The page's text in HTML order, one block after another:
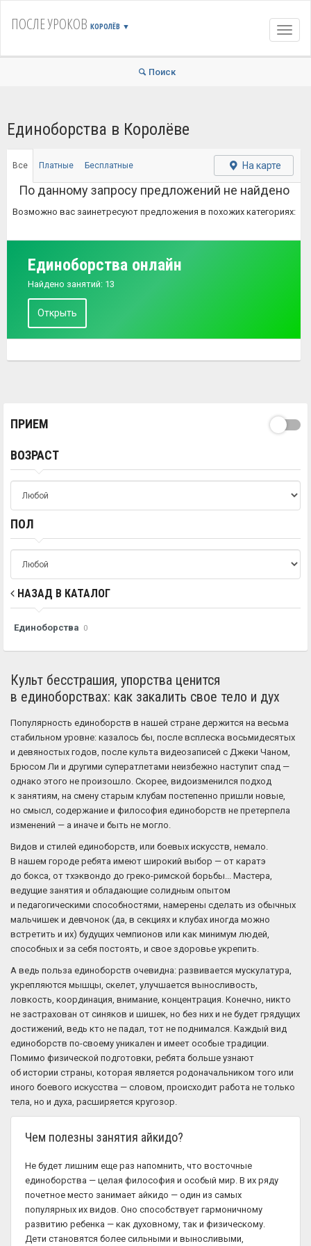
ПОСЛЕ УРОКОВ КОРОЛЁВ ▼
Поиск
Единоборства в Королёве
Все Платные Бесплатные На карте
По данному запросу предложений не найдено
Возможно вас заинетресуют предложения в похожих категориях:
Единоборства онлайн
Найдено занятий: 13
Открыть
ПРИЕМ
ВОЗРАСТ
ПОЛ
НАЗАД В КАТАЛОГ
Единоборства 0
Культ бесстрашия, упорства ценится
в единоборствах: как закалить свое тело и дух
Популярность единоборств в нашей стране держится на весьма
стабильном уровне: казалось бы, после всплеска восьмидесятых
и девяностых годов, после культа видеозаписей с Джеки Чаном,
Брюсом Ли и другими суператлетами неизбежно наступит спад —
однако этого не произошло. Скорее, видоизменился подход
к занятиям, на смену старым клубам постепенно пришли новые,
но смысл, содержание и философия единоборств не претерпела
изменений — а иначе и быть не могло.
Видов и стилей единоборств, или боевых искусств, немало.
В нашем городе ребята имеют широкий выбор — от каратэ
до бокса, от тхэквондо до греко-римской борьбы... Мастера,
ведущие занятия и обладающие солидным опытом
и педагогическими способностями, намерены сделать из обычных
мальчишек и девчонок (да, в секциях и клубах иногда можно
встретить и их) будущих чемпионов или как минимум людей,
способных и за себя постоять, и свое здоровье укрепить.
А ведь польза единоборств очевидна: развивается мускулатура,
укрепляются мышцы, скелет, улучшается выносливость,
ловкость, координация, внимание, концентрация. Конечно, никто
не застрахован от синяков и шишек, но без них и не будет грядущих
достижений, ведь кто не падал, тот не поднимался. Каждый вид
единоборств по-своему уникален и имеет особые традиции.
Помимо физической подготовки, ребята больше узнают
об истории страны, которая является родоначальником того или
иного боевого искусства — словом, происходит работа не только
тела, но и духа, расширяется кругозор.
Чем полезны занятия айкидо?
Не будет лишним еще раз напомнить, что восточные
единоборства — целая философия и особый мир. В их ряду
почетное место занимает айкидо — один из самых
популярных их видов. Оно способствует гармоничному
развитию ребенка — как духовному, так и физическому.
Дети становятся более сильными и выносливыми,